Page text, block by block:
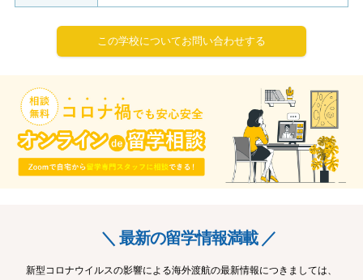
この学校についてお問い合わせする
＼ 最新の留学情報満載 ／
新型コロナウイルスの影響による海外渡航の最新情報につきましては、